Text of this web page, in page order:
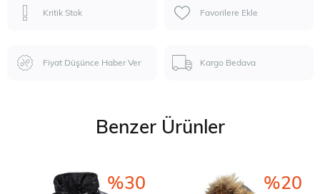
Kritik Stok Favorilere Ekle
Fiyat Düşünce Haber Ver Kargo Bedava
Benzer Ürünler
%30 %20